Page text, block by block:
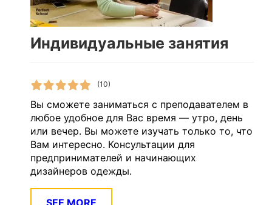
Индивидуальные занятия
(10)
Вы сможете заниматься с преподавателем в
любое удобное для Вас время — утро, день
или вечер. Вы можете изучать только то, что
Вам интересно. Консультации для
предпринимателей и начинающих
дизайнеров одежды.
SEE MORE